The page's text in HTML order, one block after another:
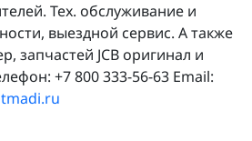
Тех. обслуживание и
выездной сервис. А также
запчастей JCB оригинал и
+7 800 333-56-63 Email: